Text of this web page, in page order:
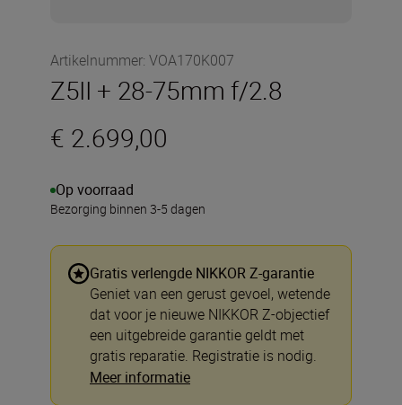
Artikelnummer: VOA170K007
Z5II + 28-75mm f/2.8
€ 2.699,00
Op voorraad
Bezorging binnen 3-5 dagen
Gratis verlengde NIKKOR Z-garantie
Geniet van een gerust gevoel, wetende
dat voor je nieuwe NIKKOR Z-objectief
een uitgebreide garantie geldt met
gratis reparatie. Registratie is nodig.
Meer informatie